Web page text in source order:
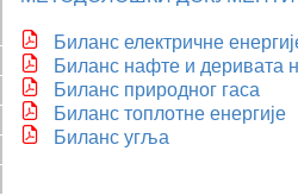
Биланс електричне
Биланс нафте и деривата
Биланс природног гаса
Биланс топлотне енергије
Биланс угља